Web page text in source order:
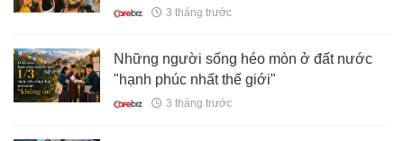
dưng nổi tiếng" toàn cầu
3 tháng trước
Những người sống héo mòn ở đất nước
"hạnh phúc nhất thế giới"
3 tháng trước